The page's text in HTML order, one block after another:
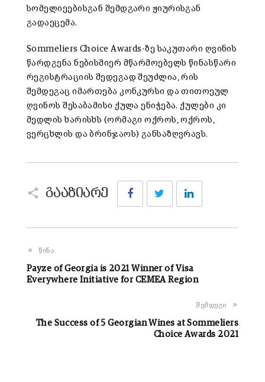
სომელიეებისგან შემდგარი ჟიურისგან
გადაეცემა.
Sommeliers Choice Awards-ზე საკუთარი ღვინის
წარდგენა ნებისმიერ მწარმოებელს წინასწარი
რეგისტრაციის შედეგად შეუძლია, რის
შემდეგაც იმართება კონკურსი და თითოეულ
ღვინოს შესაბამისი ქულა ენიჭება. ქულები კი
მედლის ხარისხს (ორმაგი ოქროს, ოქროს,
ვერცხლის და ბრინჯაოს) განსაზღვრავს.
გააზიარე
FacebookTwitter
წინა
Payze of Georgia is 2021 Winner of Visa
Everywhere Initiative for CEMEA Region
შემდეგი
The Success of 5 Georgian Wines at Sommeliers
Choice Awards 2021